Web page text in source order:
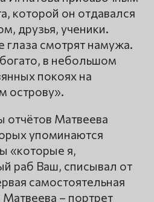
которой он отдавался
друзья, ученики.
смотрят намужа.
в небольшом
покоях на
острову».
отчётов Матвеева
упоминаются
«которые я,
раб Ваш, списывал от
самостоятельная
– портрет